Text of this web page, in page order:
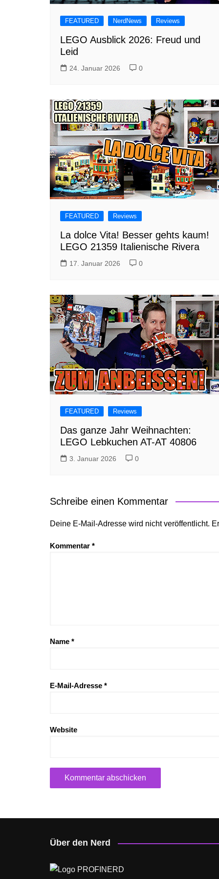
FEATURED NerdNews Reviews
LEGO Ausblick 2026: Freud und
Leid
24. Januar 2026 0
FEATURED Reviews
La dolce Vita! Besser gehts kaum!
LEGO 21359 Italienische Rivera
17. Januar 2026 0
FEATURED Reviews
Das ganze Jahr Weihnachten:
LEGO Lebkuchen AT-AT 40806
3. Januar 2026 0
Schreibe einen Kommentar
Deine E-Mail-Adresse wird nicht veröffentlicht.
Kommentar *
Name *
E-Mail-Adresse *
Website
Über den Nerd